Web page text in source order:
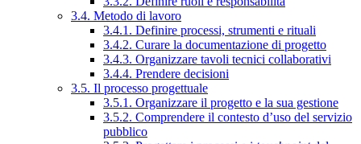
3.4. Metodo di lavoro
3.4.1. Definire processi, strumenti e rituali
3.4.2. Curare la documentazione di progetto
3.4.3. Organizzare tavoli tecnici collaborativi
3.4.4. Prendere decisioni
3.5. Il processo progettuale
3.5.1. Organizzare il progetto e la sua gestione
3.5.2. Comprendere il contesto d’uso del servizio
pubblico